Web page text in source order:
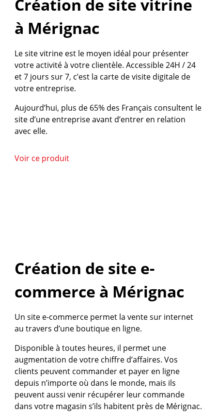
Création de site vitrine
à Mérignac
Le site vitrine est le moyen idéal pour présenter
votre activité à votre clientèle. Accessible 24H / 24
et 7 jours sur 7, c’est la carte de visite digitale de
votre entreprise.
Aujourd’hui, plus de 65% des Français consultent le
site d’une entreprise avant d’entrer en relation
avec elle.
Voir ce produit
Création de site e-
commerce à Mérignac
Un site e-commerce permet la vente sur internet
au travers d’une boutique en ligne.
Disponible à toutes heures, il permet une
augmentation de votre chiffre d’affaires. Vos
clients peuvent commander et payer en ligne
depuis n’importe où dans le monde, mais ils
peuvent aussi venir récupérer leur commande
dans votre magasin s’ils habitent près de Mérignac.